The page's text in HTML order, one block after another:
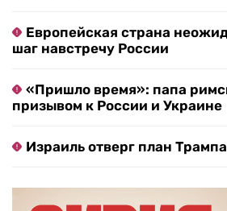
Европейская страна
шаг навстречу России
«Пришло время»: папа
призывом к России и Украине
Израиль отверг план